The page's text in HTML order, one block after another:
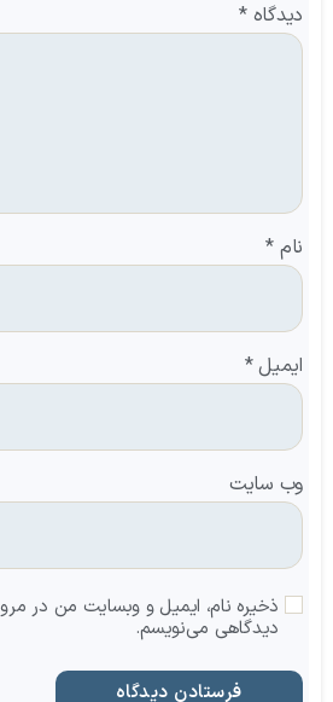
دیدگاه*
نام *
ایمیل*
وب‌ سایت
ذخیره نام، ایمیل و وبسایت من در
دیدگاهی می‌نویسم.